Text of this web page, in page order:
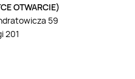
OTWARCIE)
59
201